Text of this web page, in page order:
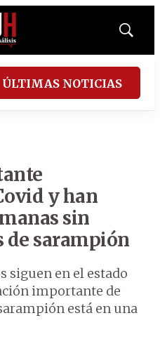
Mostrar
ÚLTIMAS NOTICIAS
y han
sin
de sarampión
siguen en el estado
importante de
está en una